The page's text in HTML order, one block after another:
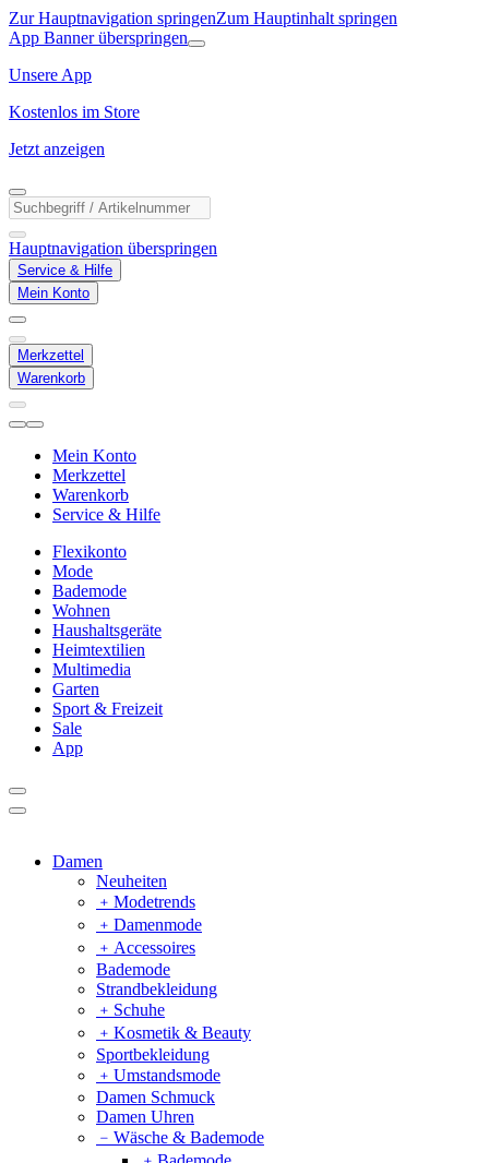
Zur Hauptnavigation springenZum Hauptinhalt springen
App Banner überspringen
Unsere App
Kostenlos im Store
Jetzt anzeigen
Hauptnavigation überspringen
Service & Hilfe
Mein Konto
Merkzettel
Warenkorb
Mein Konto
Merkzettel
Warenkorb
Service & Hilfe
Flexikonto
Mode
Bademode
Wohnen
Haushaltsgeräte
Heimtextilien
Multimedia
Garten
Sport & Freizeit
Sale
App
Damen
Neuheiten
﹢ Modetrends
﹢ Damenmode
﹢ Accessoires
Bademode
Strandbekleidung
﹢ Schuhe
﹢ Kosmetik & Beauty
Sportbekleidung
﹢ Umstandsmode
Damen Schmuck
Damen Uhren
﹣ Wäsche & Bademode